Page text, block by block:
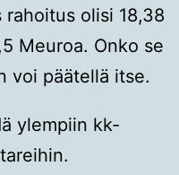
rahoitus olisi 18,38
Meuroa. Onko se
voi päätellä itse.
ylempiin kk-